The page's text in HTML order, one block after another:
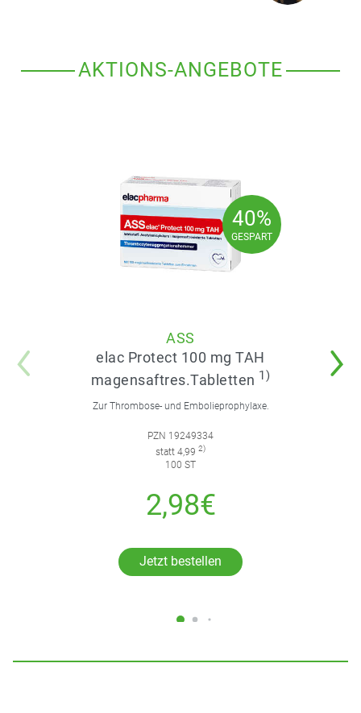
AKTIONS-ANGEBOTE
40%
GESPART
40%
GESPART
ASS
elac Protect 100 mg TAH
magensaftres.Tabletten 1)
Zur Thrombose- und Embolieprophylaxe.
PZN 19249334
statt 4,99 2)
100 ST
2,98€
Jetzt bestellen